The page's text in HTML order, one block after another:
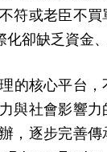
符或老臣不
卻缺乏資金、
的核心平台，
與社會影響
，逐步完善傳